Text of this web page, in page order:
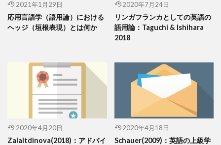
2021年1月29日
応用言語学（語用論）における
ヘッジ（垣根表現）とは何か
2020年7月24日
リンガフランカとしての英語の
語用論：Taguchi & Ishihara
2018
2020年4月20日
Zalaltdinova(2018)：アドバイ
2020年4月18日
Schauer(2009)：英語の上級学